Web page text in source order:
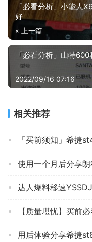
「必看分析」小能人
好
« 上一篇
「必看分析」山特
2022/09/16 07:16
相关推荐